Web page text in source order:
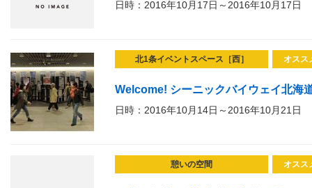
日時：2016年10月17日～2016年10月17日
北1条イベントスペース［西］ オスス
Welcome! シーニックバイウェイ北海
日時：2016年10月14日～2016年10月21日
憩いの空間 オスス